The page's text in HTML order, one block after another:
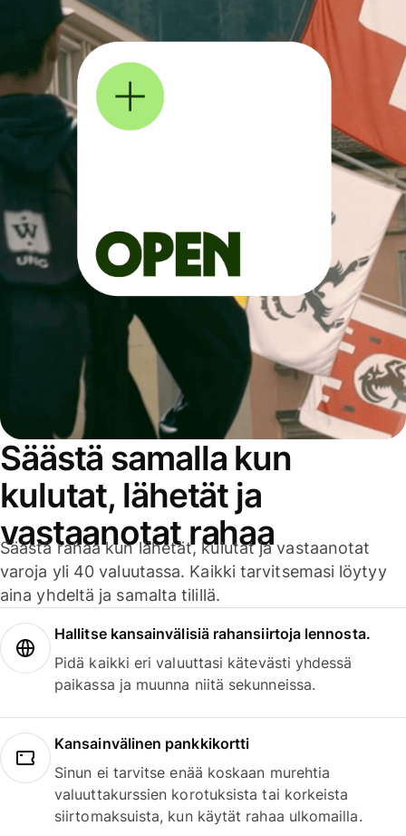
Säästä samalla kun
kulutat, lähetät ja
vastaanotat rahaa
Säästä rahaa kun lähetät, kulutat ja vastaanotat
varoja yli 40 valuutassa. Kaikki tarvitsemasi löytyy
aina yhdeltä ja samalta tilillä.
Hallitse kansainvälisiä rahansiirtoja lennosta.
Pidä kaikki eri valuuttasi kätevästi yhdessä
paikassa ja muunna niitä sekunneissa.
Kansainvälinen pankkikortti
Sinun ei tarvitse enää koskaan murehtia
valuuttakurssien korotuksista tai korkeista
siirtomaksuista, kun käytät rahaa ulkomailla.